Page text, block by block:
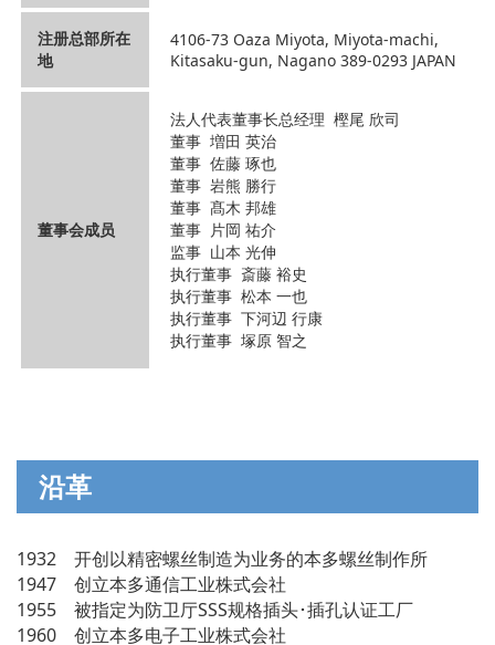
注册总部所在
地
4106-73 Oaza Miyota, Miyota-machi,
Kitasaku-gun, Nagano 389-0293 JAPAN
董事会成员
法人代表董事长总经理 樫尾 欣司
董事 増田 英治
董事 佐藤 琢也
董事 岩熊 勝行
董事 髙木 邦雄
董事 片岡 祐介
监事 山本 光伸
执行董事 斎藤 裕史
执行董事 松本 一也
执行董事 下河辺 行康
执行董事 塚原 智之
沿革
1932 开创以精密螺丝制造为业务的本多螺丝制作所
1947 创立本多通信工业株式会社
1955 被指定为防卫厅SSS规格插头･插孔认证工厂
1960 创立本多电子工业株式会社